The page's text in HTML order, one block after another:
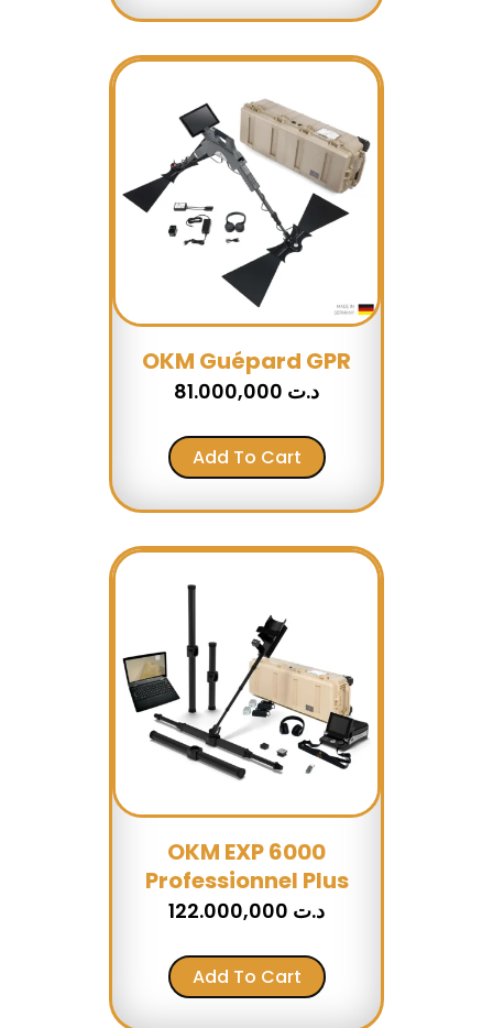
OKM Guépard GPR
د.ت
Add To Cart
OKM EXP 6000
Professionnel Plus
د.ت
Add To Cart